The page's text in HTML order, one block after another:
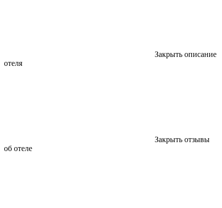
Закрыть описание
отеля
Закрыть отзывы
об отеле